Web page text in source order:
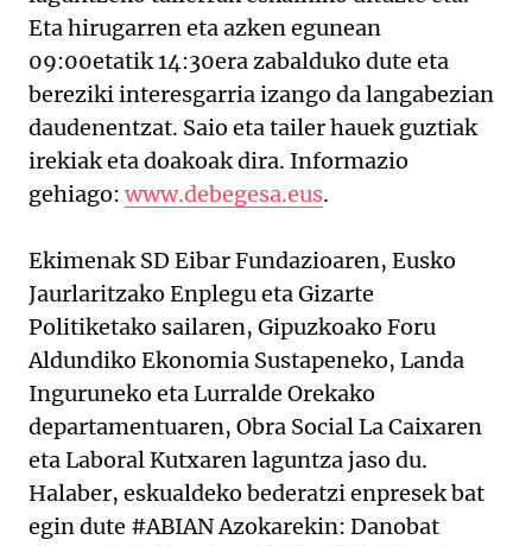
Eta hirugarren eta azken egunean
09:00etatik 14:30era zabalduko dute eta
bereziki interesgarria izango da langabezian
daudenentzat. Saio eta tailer hauek guztiak
irekiak eta doakoak dira. Informazio
gehiago: www.debegesa.eus.
Ekimenak SD Eibar Fundazioaren, Eusko
Jaurlaritzako Enplegu eta Gizarte
Politiketako sailaren, Gipuzkoako Foru
Aldundiko Ekonomia Sustapeneko, Landa
Inguruneko eta Lurralde Orekako
departamentuaren, Obra Social La Caixaren
eta Laboral Kutxaren laguntza jaso du.
Halaber, eskualdeko bederatzi enpresek bat
egin dute #ABIAN Azokarekin: Danobat